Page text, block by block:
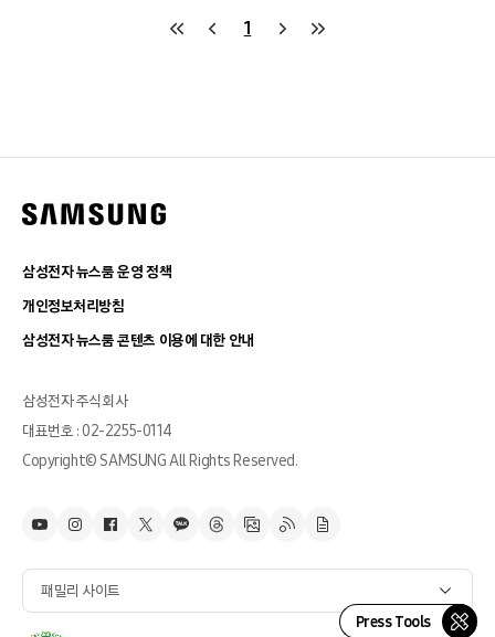
1
Press Tools
삼성전자 뉴스룸 운영 정책
개인정보처리방침
삼성전자 뉴스룸 콘텐츠 이용에 대한 안내
삼성전자 주식회사
대표번호 : 02-2255-0114
Copyright© SAMSUNG All Rights Reserved.
패밀리 사이트